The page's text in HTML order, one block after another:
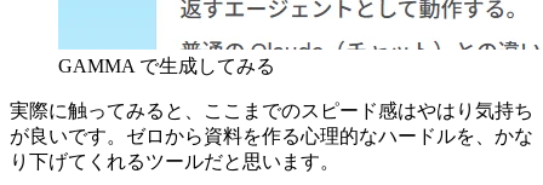
GAMMA で生成してみる
実際に触ってみると、ここまでのスピード感はやはり気持ち
が良いです。ゼロから資料を作る心理的なハードルを、かな
り下げてくれるツールだと思います。